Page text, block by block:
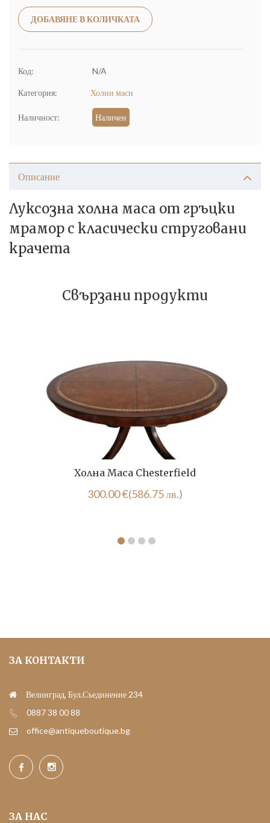
ДОБАВЯНЕ В КОЛИЧКАТА
Код: N/A
Категория: Холни маси
Наличност: Наличен
Описание
Луксозна холна маса от гръцки
мрамор с класически струговани
крачета
Свързани продукти
Холна Маса Chesterfield
300.00€(586.75 лв.)
ЗА КОНТАКТИ
Велинград, Бул.Съединение 234
0887 38 00 88
office@antiqueboutique.bg
ЗА НАС